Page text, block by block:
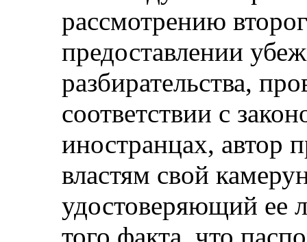
рассмотрению
предоставлении
разбирательства,
соответствии с
иностранцах, автор
властям свой
удостоверяющий ее